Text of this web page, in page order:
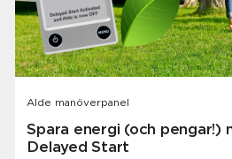
Alde manöverpanel
Spara energi (och pengar!)
Delayed Start